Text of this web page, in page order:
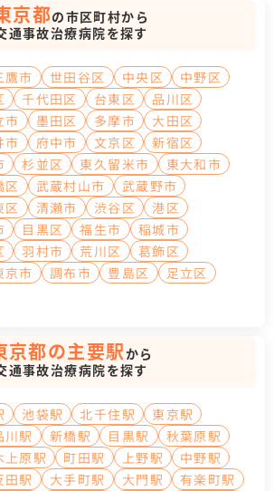
京都の市区町村から
通事故治療病院を探す
鷹市 世田谷区 中央区
中野区
千代田区 台東区
品川区
市 墨田区 多摩市
大田区
市 府中市 文京区
新宿区
杉並区 東久留米市
東大和市
区 武蔵村山市
武蔵野市
区 清瀬市 渋谷区
港区
目黒区 福生市
稲城市
羽村市 荒川区
葛飾区
京市 調布市 豊島区
足立区
京都の主要駅から
通事故治療病院を探す
池袋駅 北千住駅
東京駅
川駅 新橋駅 目黒駅
秋葉原駅
上原駅 町田駅 上野駅
中野駅
田駅 大手町駅 大門駅
有楽町駅